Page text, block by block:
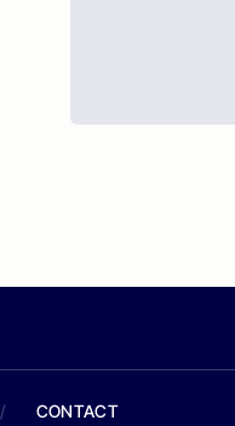
/ CONTACT